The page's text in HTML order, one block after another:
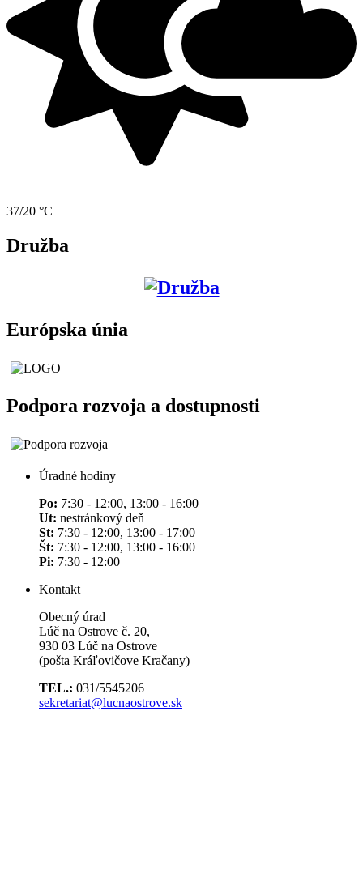
37/20 °C
Družba
Európska únia
Podpora rozvoja a dostupnosti
Úradné hodiny
Po: 7:30 - 12:00, 13:00 - 16:00
Ut: nestránkový deň
St: 7:30 - 12:00, 13:00 - 17:00
Št: 7:30 - 12:00, 13:00 - 16:00
Pi: 7:30 - 12:00
Kontakt
Obecný úrad
Lúč na Ostrove č. 20,
930 03 Lúč na Ostrove
(pošta Kráľovičove Kračany)
TEL.: 031/5545206
sekretariat@lucnaostrove.sk